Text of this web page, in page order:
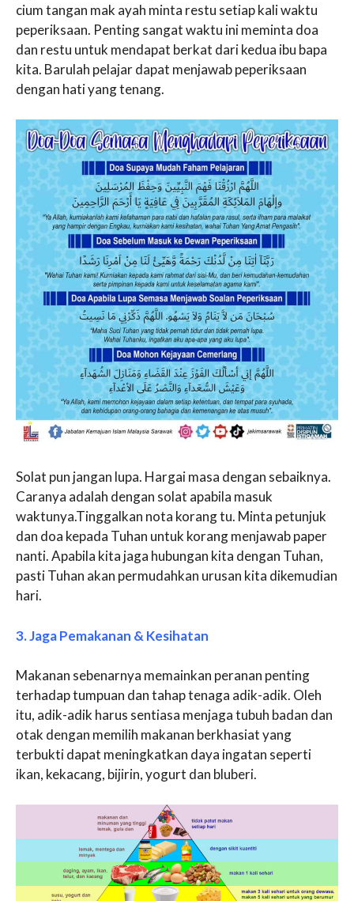
cium tangan mak ayah minta restu setiap kali waktu
peperiksaan. Penting sangat waktu ini meminta doa
dan restu untuk mendapat berkat dari kedua ibu bapa
kita. Barulah pelajar dapat menjawab peperiksaan
dengan hati yang tenang.
Solat pun jangan lupa. Hargai masa dengan sebaiknya.
Caranya adalah dengan solat apabila masuk
waktunya.Tinggalkan nota korang tu. Minta petunjuk
dan doa kepada Tuhan untuk korang menjawab paper
nanti. Apabila kita jaga hubungan kita dengan Tuhan,
pasti Tuhan akan permudahkan urusan kita dikemudian
hari.
3. Jaga Pemakanan & Kesihatan
Makanan sebenarnya memainkan peranan penting
terhadap tumpuan dan tahap tenaga adik-adik. Oleh
itu, adik-adik harus sentiasa menjaga tubuh badan dan
otak dengan memilih makanan berkhasiat yang
terbukti dapat meningkatkan daya ingatan seperti
ikan, kekacang, bijirin, yogurt dan bluberi.